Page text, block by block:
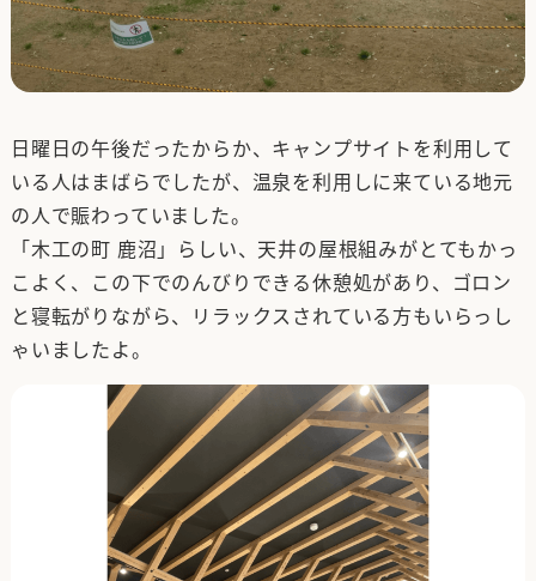
日曜日の午後だったからか、キャンプサイトを利用して
いる人はまばらでしたが、温泉を利用しに来ている地元
の人で賑わっていました。
「木工の町 鹿沼」らしい、天井の屋根組みがとてもかっ
こよく、この下でのんびりできる休憩処があり、ゴロン
と寝転がりながら、リラックスされている方もいらっし
ゃいましたよ。